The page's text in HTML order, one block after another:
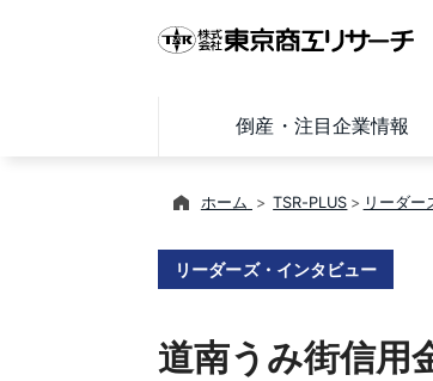
倒産・注目企業情報
ホーム TSR-PLUS リーダー
リーダーズ・インタビュー
道南うみ街信用